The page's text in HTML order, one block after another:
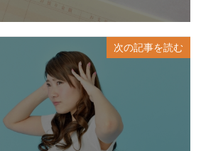
次の記事を読む